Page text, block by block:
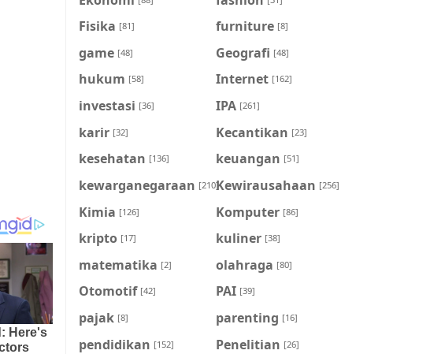
Fisika [81] furniture [8]
game [48] Geografi [48]
hukum [58] Internet [162]
investasi [36] IPA [261]
karir [32] Kecantikan [23]
kesehatan [136] keuangan [51]
kewarganegaraan [210]Kewirausahaan [256]
Kimia [126] Komputer [86]
kripto [17] kuliner [38]
matematika [2] olahraga [80]
Otomotif [42] PAI [39]
pajak [8] parenting [16]
pendidikan [152] Penelitian [26]